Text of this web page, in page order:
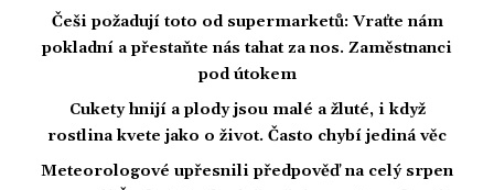
Češi požadují toto od supermarketů: Vraťte nám
pokladní a přestaňte nás tahat za nos. Zaměstnanci
pod útokem
Cukety hnijí a plody jsou malé a žluté, i když
rostlina kvete jako o život. Často chybí jediná věc
Meteorologové upřesnili předpověď na celý srpen